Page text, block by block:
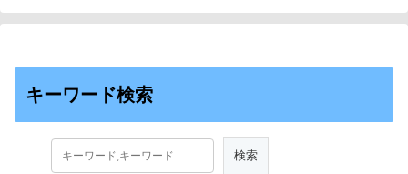
キーワード検索